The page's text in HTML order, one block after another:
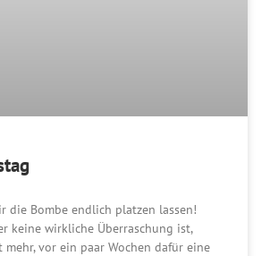
die Bombe endlich platzen lassen!
keine wirkliche Überraschung ist,
vor ein paar Wochen dafür eine